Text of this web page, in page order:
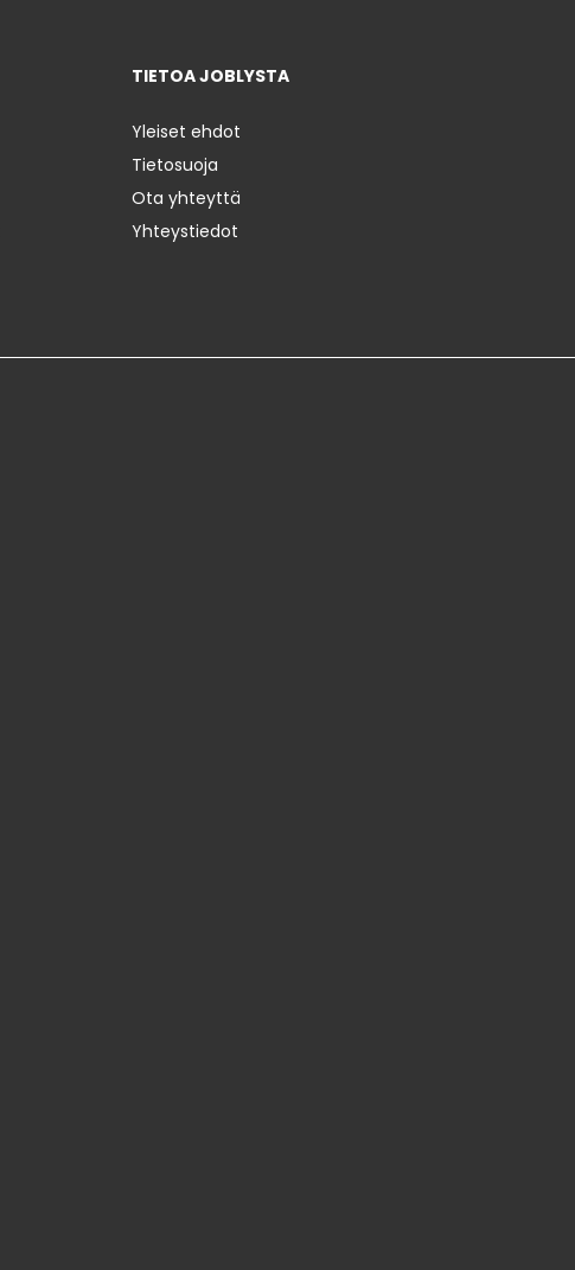
TIETOA JOBLYSTA
Yleiset ehdot
Tietosuoja
Ota yhteyttä
Yhteystiedot